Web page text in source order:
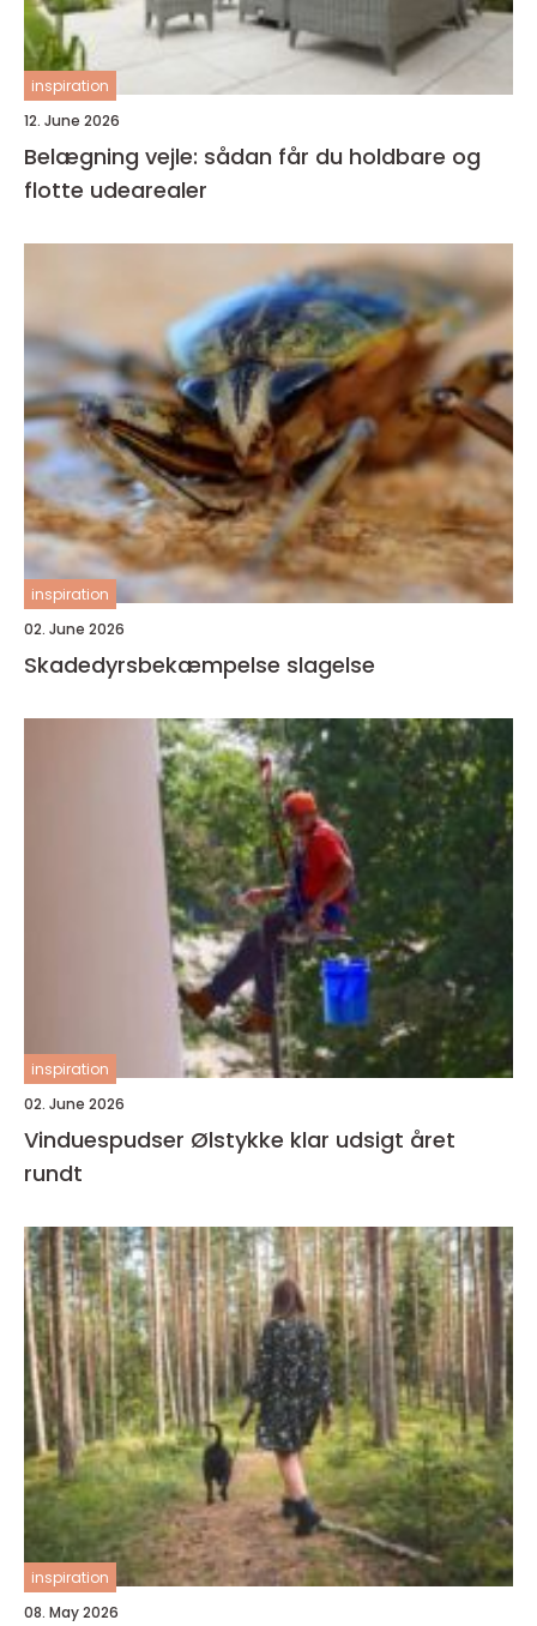
inspiration
12. June 2026
Belægning vejle: sådan får du holdbare og
flotte udearealer
inspiration
02. June 2026
Skadedyrsbekæmpelse slagelse
inspiration
02. June 2026
Vinduespudser Ølstykke klar udsigt året
rundt
inspiration
08. May 2026